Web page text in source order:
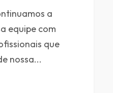
a
equipe com
que
nossa...